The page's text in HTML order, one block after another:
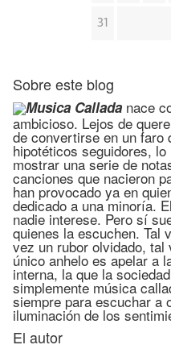
31
Sobre este blog
Musica Callada nace
ambicioso. Lejos de
de convertirse en un faro
hipotéticos seguidores,
mostrar una serie de
canciones que nacieron
han provocado ya en
dedicado a una minoría.
nadie interese. Pero sí
quienes la escuchen. Tal
vez un rubor olvidado,
único anhelo es apelar a
interna, la que la
simplemente música
siempre para escuchar a
iluminación de los
El autor